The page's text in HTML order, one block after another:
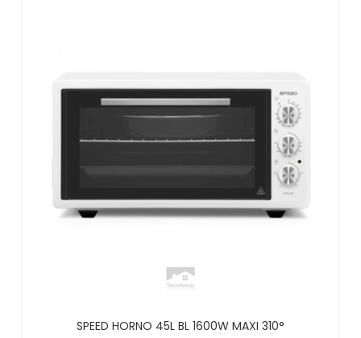
SPEED HORNO 45L BL 1600W MAXI 310°